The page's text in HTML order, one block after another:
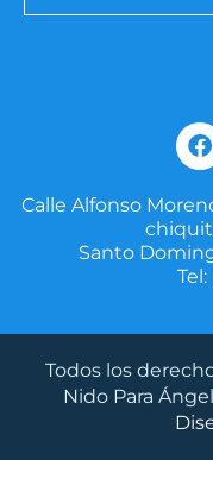
F
a
e
o
o
Calle Alfonso
Santo
Todos los
Nido Para